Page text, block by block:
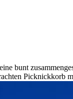
bunt
Picknickkorb